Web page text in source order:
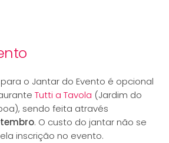
o Jantar do Evento é opcional
Tutti a Tavola (Jardim do
sendo feita através
. O custo do jantar não se
inscrição no evento.